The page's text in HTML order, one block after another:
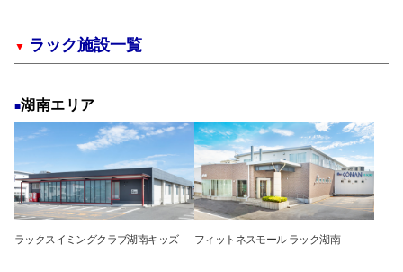
ラック施設一覧
湖南エリア
ラックスイミングクラブ湖南キッズ フィットネスモール ラック湖南